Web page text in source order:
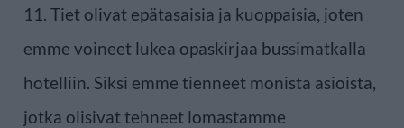
11. Tiet olivat epätasaisia ja kuoppaisia, joten
emme voineet lukea opaskirjaa bussimatkalla
hotelliin. Siksi emme tienneet monista asioista,
jotka olisivat tehneet lomastamme